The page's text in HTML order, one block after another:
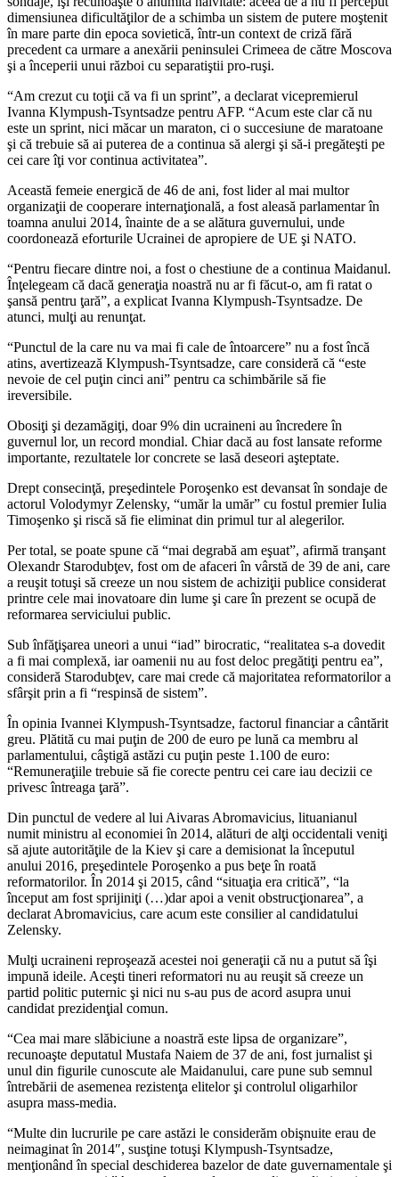
dimensiunea dificultăţilor de a schimba un sistem de putere moştenit
în mare parte din epoca sovietică, într-un context de criză fără
precedent ca urmare a anexării peninsulei Crimeea de către Moscova
şi a începerii unui război cu separatiştii pro-ruşi.
“Am crezut cu toţii că va fi un sprint”, a declarat vicepremierul
Ivanna Klympush-Tsyntsadze pentru AFP. “Acum este clar că nu
este un sprint, nici măcar un maraton, ci o succesiune de maratoane
şi că trebuie să ai puterea de a continua să alergi şi să-i pregăteşti pe
cei care îţi vor continua activitatea”.
Această femeie energică de 46 de ani, fost lider al mai multor
organizaţii de cooperare internaţională, a fost aleasă parlamentar în
toamna anului 2014, înainte de a se alătura guvernului, unde
coordonează eforturile Ucrainei de apropiere de UE şi NATO.
“Pentru fiecare dintre noi, a fost o chestiune de a continua Maidanul.
Înţelegeam că dacă generaţia noastră nu ar fi făcut-o, am fi ratat o
şansă pentru ţară”, a explicat Ivanna Klympush-Tsyntsadze. De
atunci, mulţi au renunţat.
“Punctul de la care nu va mai fi cale de întoarcere” nu a fost încă
atins, avertizează Klympush-Tsyntsadze, care consideră că “este
nevoie de cel puţin cinci ani” pentru ca schimbările să fie
ireversibile.
Obosiţi şi dezamăgiţi, doar 9% din ucraineni au încredere în
guvernul lor, un record mondial. Chiar dacă au fost lansate reforme
importante, rezultatele lor concrete se lasă deseori aşteptate.
Drept consecinţă, preşedintele Poroşenko est devansat în sondaje de
actorul Volodymyr Zelensky, “umăr la umăr” cu fostul premier Iulia
Timoşenko şi riscă să fie eliminat din primul tur al alegerilor.
Per total, se poate spune că “mai degrabă am eşuat”, afirmă tranşant
Olexandr Starodubţev, fost om de afaceri în vârstă de 39 de ani, care
a reuşit totuşi să creeze un nou sistem de achiziţii publice considerat
printre cele mai inovatoare din lume şi care în prezent se ocupă de
reformarea serviciului public.
Sub înfăţişarea uneori a unui “iad” birocratic, “realitatea s-a dovedit
a fi mai complexă, iar oamenii nu au fost deloc pregătiţi pentru ea”,
consideră Starodubţev, care mai crede că majoritatea reformatorilor a
sfârşit prin a fi “respinsă de sistem”.
În opinia Ivannei Klympush-Tsyntsadze, factorul financiar a cântărit
greu. Plătită cu mai puţin de 200 de euro pe lună ca membru al
parlamentului, câştigă astăzi cu puţin peste 1.100 de euro:
“Remuneraţiile trebuie să fie corecte pentru cei care iau decizii ce
privesc întreaga ţară”.
Din punctul de vedere al lui Aivaras Abromavicius, lituanianul
numit ministru al economiei în 2014, alături de alţi occidentali veniţi
să ajute autorităţile de la Kiev şi care a demisionat la începutul
anului 2016, preşedintele Poroşenko a pus beţe în roată
reformatorilor. În 2014 şi 2015, când “situaţia era critică”, “la
început am fost sprijiniţi (…)dar apoi a venit obstrucţionarea”, a
declarat Abromavicius, care acum este consilier al candidatului
Zelensky.
Mulţi ucraineni reproşează acestei noi generaţii că nu a putut să îşi
impună ideile. Aceşti tineri reformatori nu au reuşit să creeze un
partid politic puternic şi nici nu s-au pus de acord asupra unui
candidat prezidenţial comun.
“Cea mai mare slăbiciune a noastră este lipsa de organizare”,
recunoaşte deputatul Mustafa Naiem de 37 de ani, fost jurnalist şi
unul din figurile cunoscute ale Maidanului, care pune sub semnul
întrebării de asemenea rezistenţa elitelor şi controlul oligarhilor
asupra mass-media.
“Multe din lucrurile pe care astăzi le considerăm obişnuite erau de
neimaginat în 2014″, susţine totuşi Klympush-Tsyntsadze,
menţionând în special deschiderea bazelor de date guvernamentale şi